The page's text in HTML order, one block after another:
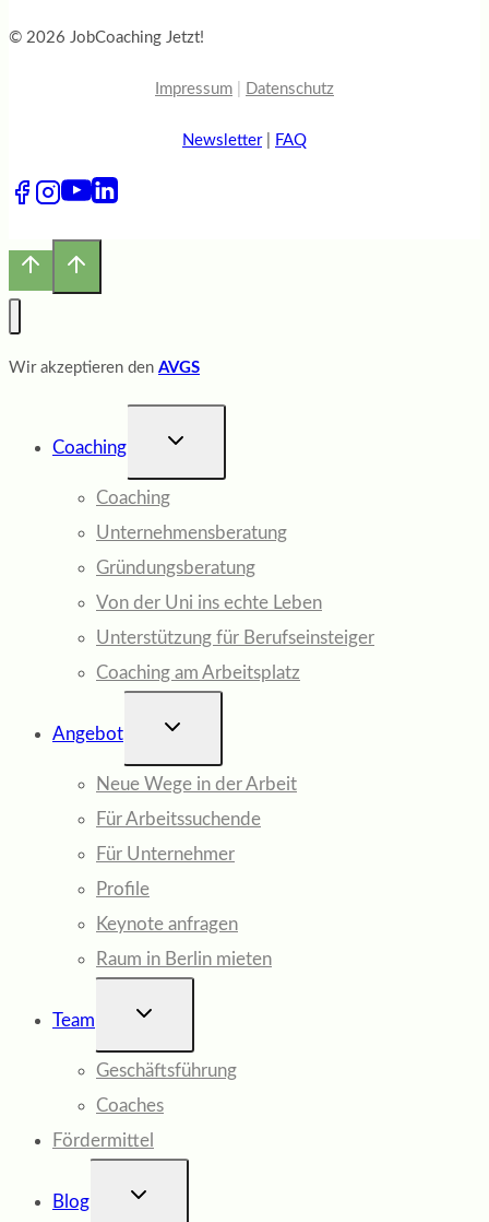
© 2026 JobCoaching Jetzt!
Impressum Datenschutz
Newsletter| FAQ
Wir akzeptieren den AVGS
Coaching
UNTERMENÜ
Coaching
Unternehmensberatung
Gründungsberatung
Von der Uni ins echte Leben
Unterstützung für Berufseinsteiger
Coaching am Arbeitsplatz
Angebot
UNTERMENÜ
Neue Wege in der Arbeit
Für Arbeitssuchende
Für Unternehmer
Profile
Keynote anfragen
Raum in Berlin mieten
Team
UNTERMENÜ
Geschäftsführung
Coaches
Fördermittel
Blog
UNTERMENÜ